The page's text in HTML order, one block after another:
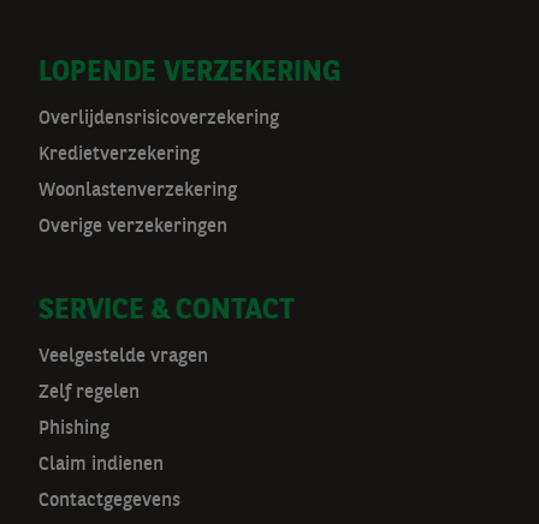
r
m
a
t
a
v
LOPENDE VERZEKERING
Overlijdensrisicoverzekering
Kredietverzekering
Woonlastenverzekering
Overige verzekeringen
SERVICE & CONTACT
Veelgestelde vragen
Zelf regelen
Phishing
Claim indienen
Contactgegevens